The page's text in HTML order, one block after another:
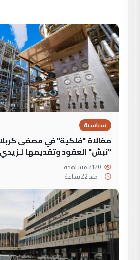
سياسية
مغالاة "فلكية" في مصفى
"نبش" العقود وتقديمها للزيدي
--منذ 22 ساعة